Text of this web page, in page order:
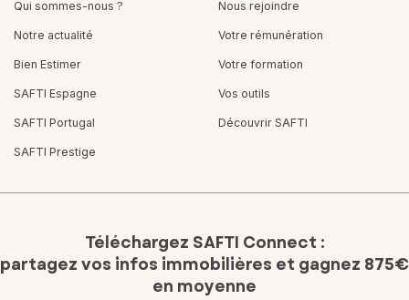
Qui sommes-nous ?
Notre actualité
Bien Estimer
SAFTI Espagne
SAFTI Portugal
SAFTI Prestige
Nous rejoindre
Votre rémunération
Votre formation
Vos outils
Découvrir SAFTI
Téléchargez SAFTI Connect :
partagez vos infos immobilières et gagnez 875€
en moyenne